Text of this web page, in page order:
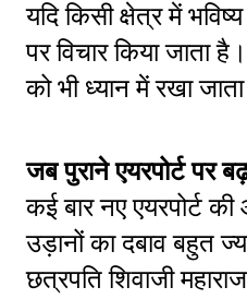
यदि किसी क्षेत्र में
पर विचार किया जाता
को भी ध्यान में रखा
जब पुराने एयरपोर्ट पर
कई बार नए एयरपोर्ट
उड़ानों का दबाव बहुत
छत्रपति शिवाजी